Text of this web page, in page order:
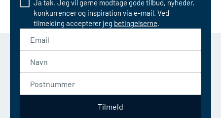
Ja tak. Jeg vil gerne modtage gode tilbud, nyheder,
konkurrencer og inspiration via e-mail. Ved
tilmelding accepterer jeg betingelserne.
Tilmeld